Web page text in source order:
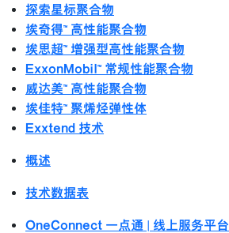
探索星标聚合物
埃奇得™ 高性能聚合物
埃思超™ 增强型高性能聚合物
ExxonMobil™ 常规性能聚合物
威达美™ 高性能聚合物
埃佳特™ 聚烯烃弹性体
Exxtend 技术
概述
技术数据表
OneConnect 一点通 | 线上服务平台